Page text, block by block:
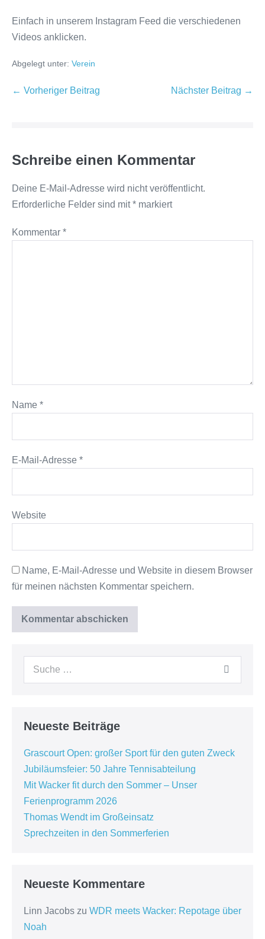
Einfach in unserem Instagram Feed die verschiedenen
Videos anklicken.
Abgelegt unter: Verein
← Vorheriger Beitrag Nächster Beitrag →
Schreibe einen Kommentar
Deine E-Mail-Adresse wird nicht veröffentlicht.
Erforderliche Felder sind mit* markiert
Kommentar *
Name *
E-Mail-Adresse *
Website
Name, E-Mail-Adresse und Website in diesem Browser
für meinen nächsten Kommentar speichern.
Neueste Beiträge
Grascourt Open: großer Sport für den guten Zweck
Jubiläumsfeier: 50 Jahre Tennisabteilung
Mit Wacker fit durch den Sommer – Unser
Ferienprogramm 2026
Thomas Wendt im Großeinsatz
Sprechzeiten in den Sommerferien
Neueste Kommentare
Linn Jacobs zu WDR meets Wacker: Repotage über
Noah